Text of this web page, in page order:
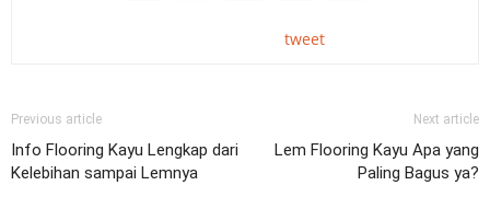
tweet
Previous article
Info Flooring Kayu Lengkap dari
Kelebihan sampai Lemnya
Next article
Lem Flooring Kayu Apa yang
Paling Bagus ya?